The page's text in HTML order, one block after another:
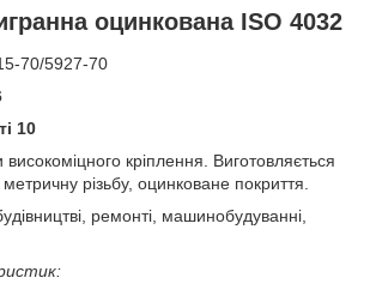
оцинкована ISO 4032
70/5927-70
10
кріплення. Виготовляється
метричну різьбу, оцинковане покриття.
ремонті, машинобудуванні,